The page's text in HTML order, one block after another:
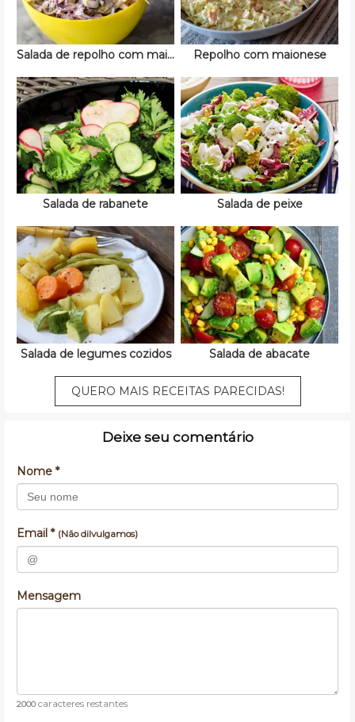
Salada de repolho com maionese e ovo Repolho com maionese
Salada de rabanete Salada de peixe
Salada de legumes cozidos Salada de abacate
QUERO MAIS RECEITAS PARECIDAS!
Deixe seu comentário
Nome *
Email * (Não dilvulgamos)
Mensagem
2000caracteres restantes